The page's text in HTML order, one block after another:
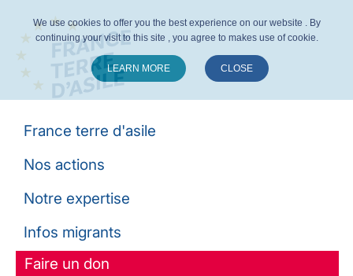
France terre d'asile
Nos actions
Notre expertise
Infos migrants
Faire un don
We use cookies to offer you the best experience on our website . By
continuing your visit to this site , you agree to makes use of cookie.
LEARN MORE CLOSE